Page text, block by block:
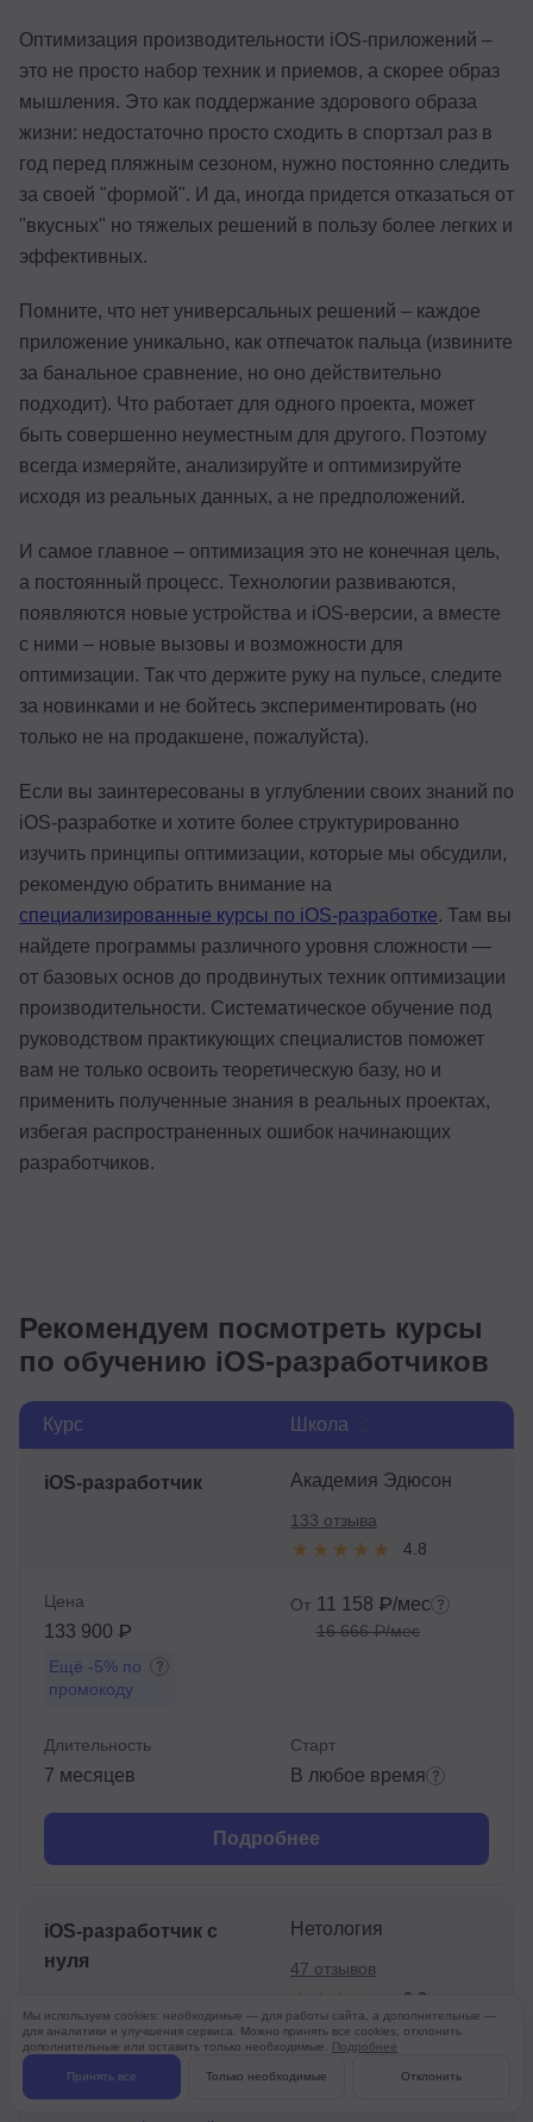
Оптимизация производительности iOS-приложений –
это не просто набор техник и приемов, а скорее образ
мышления. Это как поддержание здорового образа
жизни: недостаточно просто сходить в спортзал раз в
год перед пляжным сезоном, нужно постоянно следить
за своей "формой". И да, иногда придется отказаться от
"вкусных" но тяжелых решений в пользу более легких и
эффективных.
Помните, что нет универсальных решений – каждое
приложение уникально, как отпечаток пальца (извините
за банальное сравнение, но оно действительно
подходит). Что работает для одного проекта, может
быть совершенно неуместным для другого. Поэтому
всегда измеряйте, анализируйте и оптимизируйте
исходя из реальных данных, а не предположений.
И самое главное – оптимизация это не конечная цель,
а постоянный процесс. Технологии развиваются,
появляются новые устройства и iOS-версии, а вместе
с ними – новые вызовы и возможности для
оптимизации. Так что держите руку на пульсе, следите
за новинками и не бойтесь экспериментировать (но
только не на продакшене, пожалуйста).
Если вы заинтересованы в углублении своих знаний по
iOS-разработке и хотите более структурированно
изучить принципы оптимизации, которые мы обсудили,
рекомендую обратить внимание на
специализированные курсы по iOS-разработке. Там вы
найдете программы различного уровня сложности —
от базовых основ до продвинутых техник оптимизации
производительности. Систематическое обучение под
руководством практикующих специалистов поможет
вам не только освоить теоретическую базу, но и
применить полученные знания в реальных проектах,
избегая распространенных ошибок начинающих
разработчиков.
Рекомендуем посмотреть курсы
по обучению iOS-разработчиков
Курс Школа
iOS-разработчик Академия Эдюсон
4.8
133 отзыва
Цена
133 900 ₽
Ещё -5% по
промокоду
От 11 158 ₽/мес
16 666 ₽/мес
Длительность
7 месяцев
Старт
В любое время
Подробнее
iOS-разработчик с
нуля
Нетология
3.2
47 отзывов
Цена
125 800 ₽
232 970 ₽
От 3 882 ₽/мес
6 111 ₽/мес
Мы используем cookies: необходимые — для работы сайта, а дополнительные —
для аналитики и улучшения сервиса. Можно принять все cookies, отклонить
дополнительные или оставить только необходимые. Подробнее
Принять все Только необходимые Отклонить